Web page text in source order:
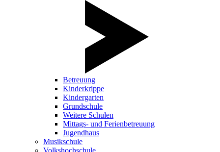
Betreuung
Kinderkrippe
Kindergarten
Grundschule
Weitere Schulen
Mittags- und Ferienbetreuung
Jugendhaus
Musikschule
Volkshochschule